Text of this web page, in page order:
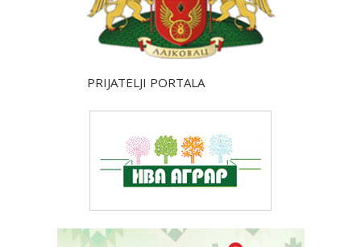
PRIJATELJI PORTALA